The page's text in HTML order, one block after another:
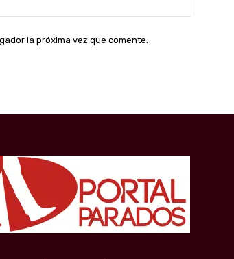
web:
la próxima vez que comente.